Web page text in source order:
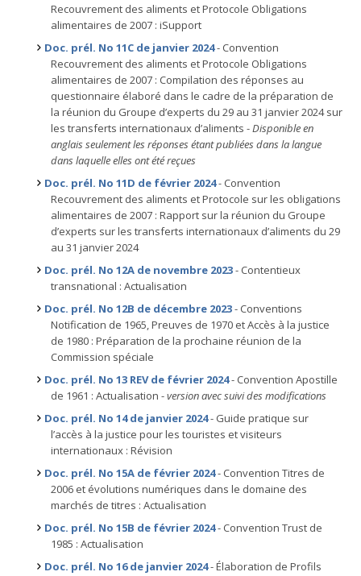
Recouvrement des aliments et Protocole Obligations
alimentaires de 2007 : iSupport
Doc. prél. No 11C de janvier 2024- Convention
Recouvrement des aliments et Protocole Obligations
alimentaires de 2007 : Compilation des réponses au
questionnaire élaboré dans le cadre de la préparation de
la réunion du Groupe d’experts du 29 au 31 janvier 2024 sur
les transferts internationaux d’aliments -Disponible en
anglais seulement les réponses étant publiées dans la langue
dans laquelle elles ont été reçues
Doc. prél. No 11D de février 2024- Convention
Recouvrement des aliments et Protocole sur les obligations
alimentaires de 2007 : Rapport sur la réunion du Groupe
d’experts sur les transferts internationaux d’aliments du 29
au 31 janvier 2024
Doc. prél. No 12A de novembre 2023- Contentieux
transnational : Actualisation
Doc. prél. No 12B de décembre 2023- Conventions
Notification de 1965, Preuves de 1970 et Accès à la justice
de 1980 : Préparation de la prochaine réunion de la
Commission spéciale
Doc. prél. No 13 REV de février 2024- Convention Apostille
de 1961 : Actualisation -version avec suivi des modifications
Doc. prél. No 14 de janvier 2024- Guide pratique sur
l’accès à la justice pour les touristes et visiteurs
internationaux : Révision
Doc. prél. No 15A de février 2024- Convention Titres de
2006 et évolutions numériques dans le domaine des
marchés de titres : Actualisation
Doc. prél. No 15B de février 2024- Convention Trust de
1985 : Actualisation
Doc. prél. No 16 de janvier 2024- Élaboration de Profils